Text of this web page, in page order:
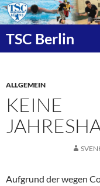
Zum
Inhalt
springen
TSC Berlin
ALLGEMEIN
KEINE
Aufgrund der wegen